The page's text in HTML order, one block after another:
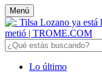
Menú
Lo último